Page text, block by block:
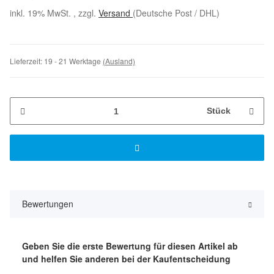
inkl. 19% MwSt. , zzgl. Versand (Deutsche Post / DHL)
Lieferzeit: 19 - 21 Werktage (Ausland)
Stück
Bewertungen
Geben Sie die erste Bewertung für diesen Artikel ab
und helfen Sie anderen bei der Kaufentscheidung